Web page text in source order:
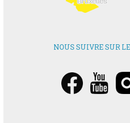
NOUS SUIVRE SUR